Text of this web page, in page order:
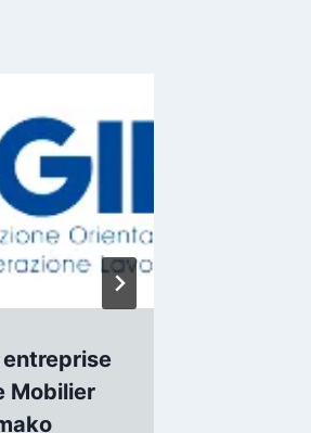
entreprise
Mobilier